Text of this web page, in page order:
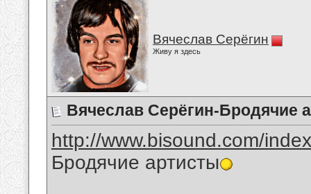
Вячеслав Серёгин
Живу я здесь
Вячеслав Серёгин-Бродячие
http://www.bisound.com/
Бродячие артисты